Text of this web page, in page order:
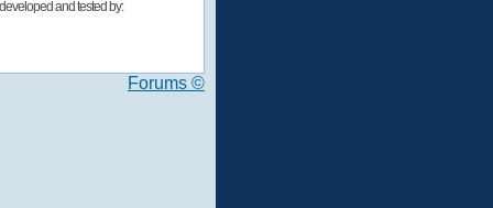
and tested by:
Forums ©